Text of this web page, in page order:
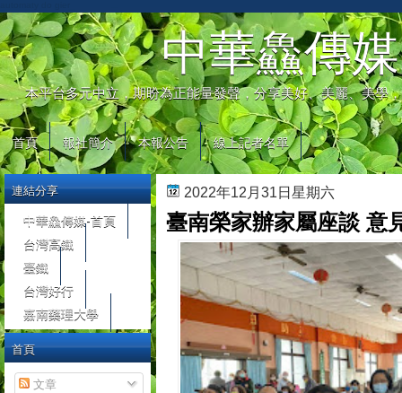
中華鱻傳媒
本平台多元中立，期盼為正能量發聲，分享美好、美麗、美學
首頁 報社簡介 本報公告 線上記者名單
2022年12月31日星期六
臺南榮家辦家屬座談 意
連結分享
中華鱻傳媒-首頁
台灣高鐵
臺鐵
台灣好行
嘉南藥理大學
首頁
文章